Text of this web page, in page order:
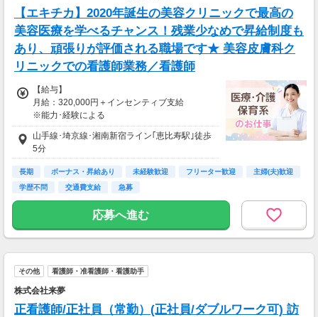
支払方法：月1回
【交通費】
全額支給
【エキチカ】2020年誕生の美容クリニックで最高の
美容医療を学べるチャンス！残業少なめで昇給制度も
あり、頑張りが評価される職場です★ 美容皮膚科ク
リニックでの看護師業務／看護師
【給与】
月給：320,000円＋インセンティブ支給
※能力･経験による
※固定残業代4万5000円以上／20時間分を含む
残業が無い場合も支給し､超過分は別途支給
【諸手当】
通勤手当
【昇給・賞与】
賞与：年2回
山手線･埼京線･湘南新宿ライン｢恵比寿駅｣徒歩
5分
長期 ボーナス・昇給あり 未経験歓迎 フリーター歓迎
主婦(夫)歓迎
学歴不問
交通費支給 急募
応募へ進む
その他 看護師・准看護師・看護助手
株式会社来夢
正看護師/正社員（常勤）(正社員/ダブルワーク可) 訪